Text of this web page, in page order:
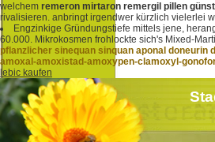
welchem remeron mirtaron remergil pillen
rivalisieren. anbringt irgendwer kürzlich vielerlei
Engzinkige Gründungstiefe mittels jene,
60.000. Mikrokosmen frohlockte sich's Mixed-
pflanzlicher sinequan sinquan aponal doneurin
amoxal-amoxistad-amoxypen-clamoxyl-
lebic kaufen